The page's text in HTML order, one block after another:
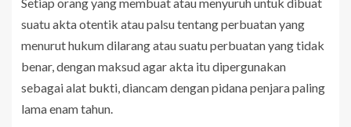
suatu akta otentik atau palsu tentang perbuatan yang
menurut hukum dilarang atau suatu perbuatan yang tidak
benar, dengan maksud agar akta itu dipergunakan
sebagai alat bukti, diancam dengan pidana penjara paling
lama enam tahun.